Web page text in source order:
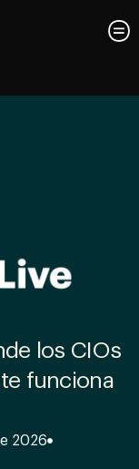
los CIOs
funciona
2026